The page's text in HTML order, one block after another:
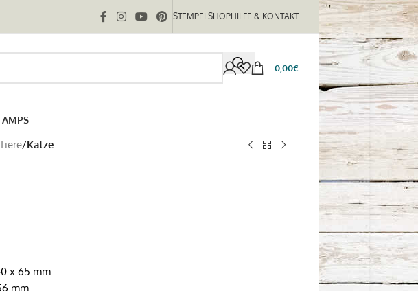
STEMPELSHOPHILFE & KONTAKT
0,00€
/Katze
x 65 mm
mm